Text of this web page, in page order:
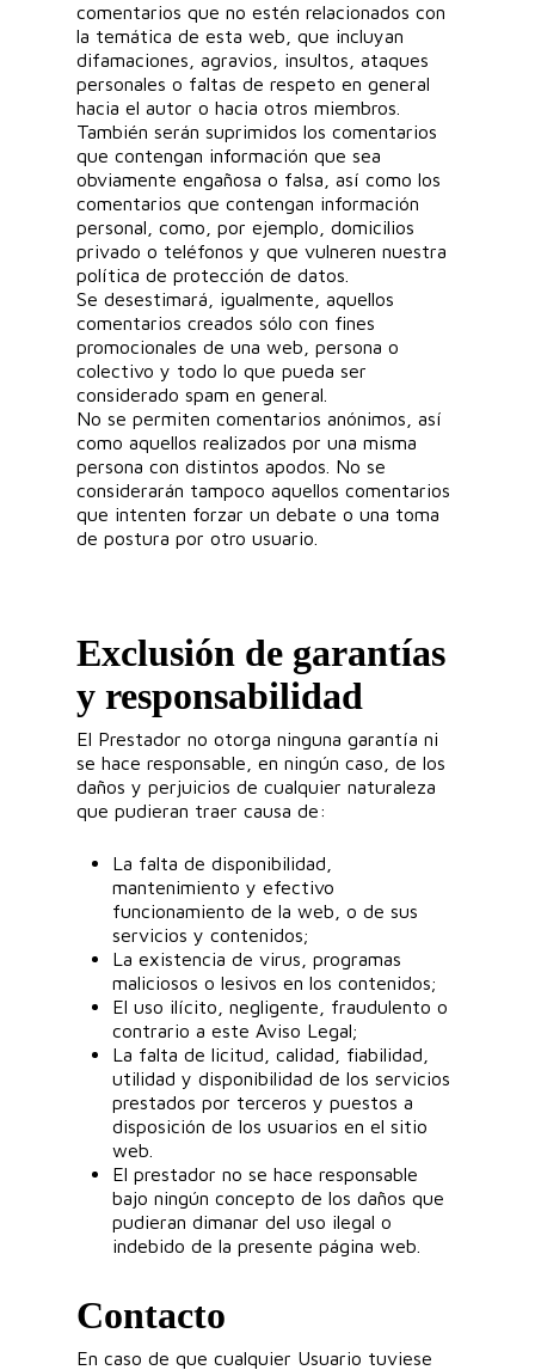
comentarios que no estén relacionados con
la temática de esta web, que incluyan
difamaciones, agravios, insultos, ataques
personales o faltas de respeto en general
hacia el autor o hacia otros miembros.
También serán suprimidos los comentarios
que contengan información que sea
obviamente engañosa o falsa, así como los
comentarios que contengan información
personal, como, por ejemplo, domicilios
privado o teléfonos y que vulneren nuestra
política de protección de datos.
Se desestimará, igualmente, aquellos
comentarios creados sólo con fines
promocionales de una web, persona o
colectivo y todo lo que pueda ser
considerado spam en general.
No se permiten comentarios anónimos, así
como aquellos realizados por una misma
persona con distintos apodos. No se
considerarán tampoco aquellos comentarios
que intenten forzar un debate o una toma
de postura por otro usuario.
Exclusión de garantías
y responsabilidad
El Prestador no otorga ninguna garantía ni
se hace responsable, en ningún caso, de los
daños y perjuicios de cualquier naturaleza
que pudieran traer causa de:
La falta de disponibilidad,
mantenimiento y efectivo
funcionamiento de la web, o de sus
servicios y contenidos;
La existencia de virus, programas
maliciosos o lesivos en los contenidos;
El uso ilícito, negligente, fraudulento o
contrario a este Aviso Legal;
La falta de licitud, calidad, fiabilidad,
utilidad y disponibilidad de los servicios
prestados por terceros y puestos a
disposición de los usuarios en el sitio
web.
El prestador no se hace responsable
bajo ningún concepto de los daños que
pudieran dimanar del uso ilegal o
indebido de la presente página web.
Contacto
En caso de que cualquier Usuario tuviese